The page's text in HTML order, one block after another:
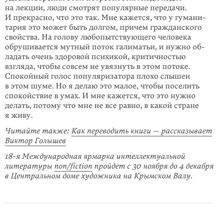
на лекции, люди смотрят популярные передачи.
И прекрасно, что это так. Мне кажется, что у гумани­
тария это может быть долгом, причем гражданского
свойства. На голову любо­пытствующего человека
обрушивается мутный поток галиматьи, и нужно об­
ладать очень здоровой психикой, критичностью
взгляда, чтобы совсем не увяз­нуть в этом потоке.
Спокойный голос популяризатора плохо слышен
в этом шуме. Но я делаю это малое, чтобы поселить
спокойствие в умах. И мне ка­жется, что это нужно
делать, потому что мне не все равно, в какой стране
я живу.
Читайте также: Как переводить книги — рассказывает
Виктор Голышев
18-я Международная ярмарка интеллектуальной
литературы non/fiction пройдет с 30 ноября до 4 декабря
в Центральном доме художника на Крымском Валу.